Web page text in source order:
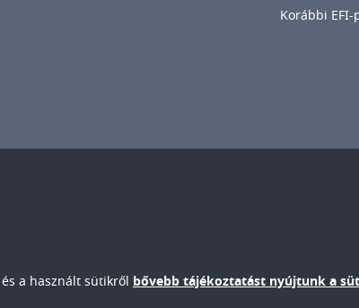
a használt sütikről bővebb tájékoztatást nyújtunk a
Korábbi
Vasvári P. u. 2-4.